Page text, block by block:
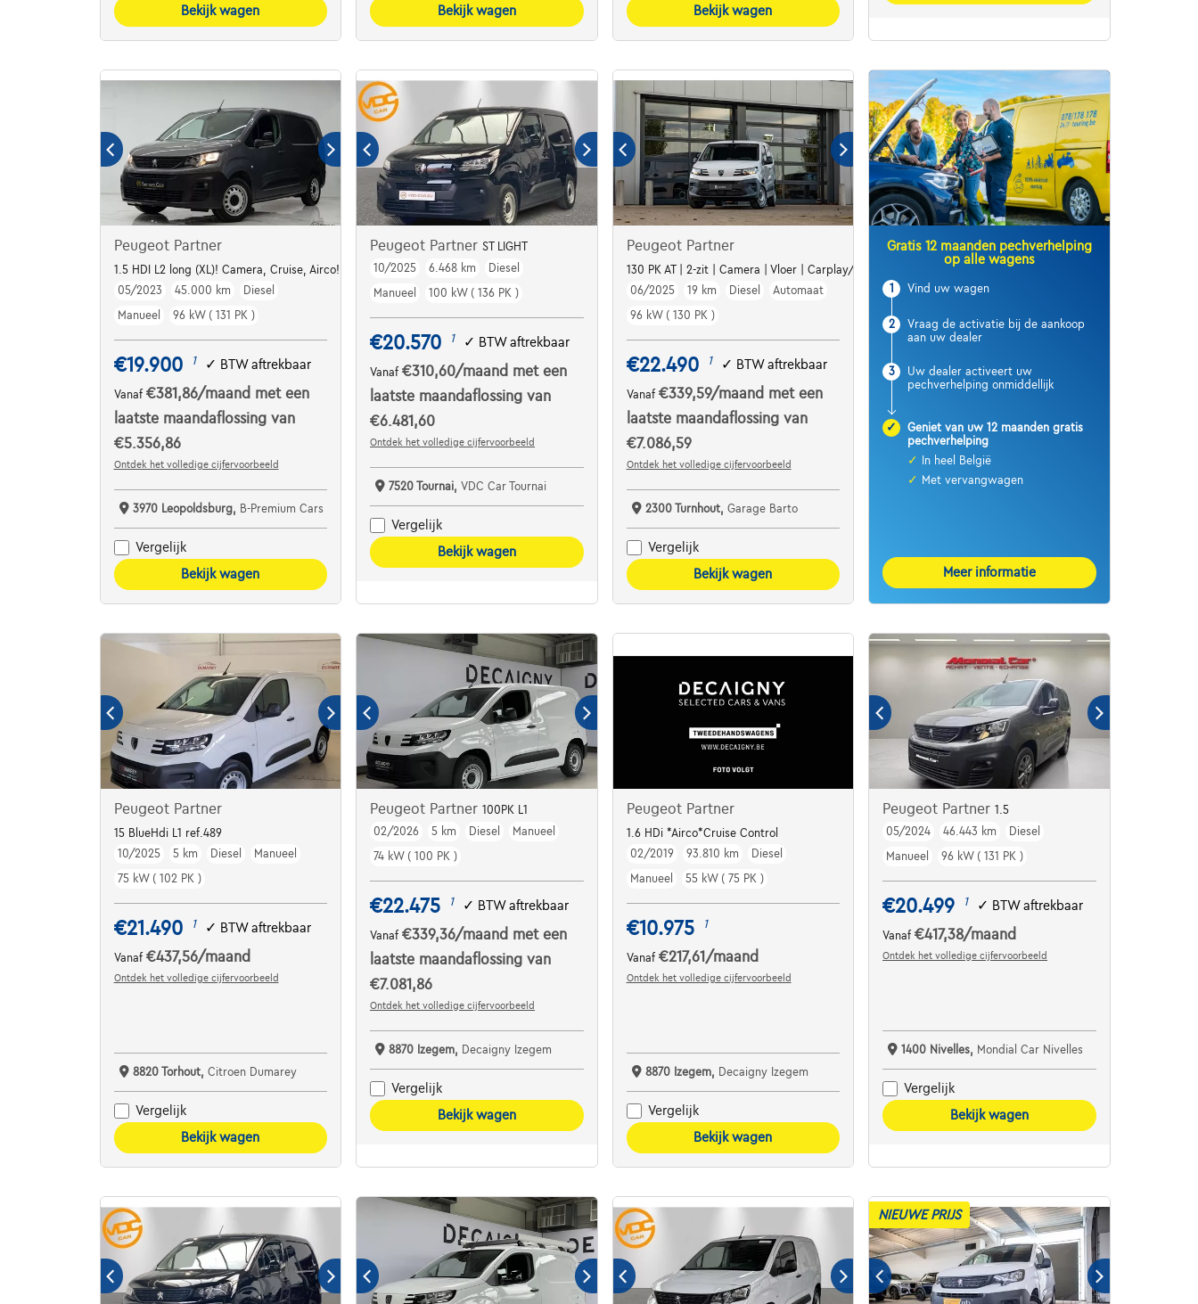
Bekijk wagen
Bekijk wagen
Bekijk wagen
Peugeot Partner
1.5 HDI L2 long (XL)! Camera, Cruise, Airco!
05/2023
45.000 km
Diesel
Manueel
96 kW ( 131 PK )
€19.900 1 ✓ BTW aftrekbaar
Vanaf €381,86/maand met een
laatste maandaflossing van
€5.356,86
Ontdek het volledige cijfervoorbeeld
3970 Leopoldsburg, B-Premium Cars
Vergelijk
Bekijk wagen
Peugeot PartnerST LIGHT
10/2025
6.468 km
Diesel
Manueel
100 kW ( 136 PK )
€20.570 1 ✓ BTW aftrekbaar
Vanaf€310,60/maand met een
laatste maandaflossing van
€6.481,60
Ontdek het volledige cijfervoorbeeld
7520 Tournai,VDC Car Tournai
Vergelijk
Bekijk wagen
Peugeot Partner
130 PK AT | 2-zit | Camera | Vloer | Carplay/Android | ...
06/2025
19 km Diesel
Automaat
96 kW ( 130 PK )
€22.490 1 ✓ BTW aftrekbaar
Vanaf €339,59/maand met een
laatste maandaflossing van
€7.086,59
Ontdek het volledige cijfervoorbeeld
2300 Turnhout, Garage Barto
Vergelijk
Bekijk wagen
Gratis 12 maanden pechverhelping
op alle wagens
1 Vind uw wagen
2
Vraag de activatie bij de aankoop
aan uw dealer
3
Uw dealer activeert uw
pechverhelping onmiddellijk
✓
Geniet van uw 12 maanden gratis
pechverhelping
✓
In heel België
✓ Met vervangwagen
Meer informatie
Peugeot Partner
15 BlueHdi L1 ref.489
10/2025
5 km Diesel
Manueel
75 kW ( 102 PK )
€21.490 1 ✓ BTW aftrekbaar
Vanaf €437,56/maand
Ontdek het volledige cijfervoorbeeld
8820 Torhout, Citroen Dumarey
Vergelijk
Bekijk wagen
Peugeot Partner100PK L1
02/2026
5 km Diesel
Manueel
74 kW ( 100 PK )
€22.475 1 ✓ BTW aftrekbaar
Vanaf€339,36/maand met een
laatste maandaflossing van
€7.081,86
Ontdek het volledige cijfervoorbeeld
8870 Izegem, Decaigny Izegem
Vergelijk
Bekijk wagen
Peugeot Partner
1.6 HDi *Airco*Cruise Control
02/2019
93.810 km
Diesel
Manueel
55 kW ( 75 PK )
€10.975 1
Vanaf €217,61 /maand
Ontdek het volledige cijfervoorbeeld
8870 Izegem, Decaigny Izegem
Vergelijk
Bekijk wagen
Peugeot Partner1.5
05/2024
46.443 km
Diesel
Manueel
96 kW ( 131 PK )
€20.499 1 ✓ BTW aftrekbaar
Vanaf€417,38/maand
Ontdek het volledige cijfervoorbeeld
1400 Nivelles, Mondial Car Nivelles
Vergelijk
Bekijk wagen
NIEUWE PRIJS